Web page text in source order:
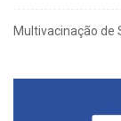
Multivacinação de